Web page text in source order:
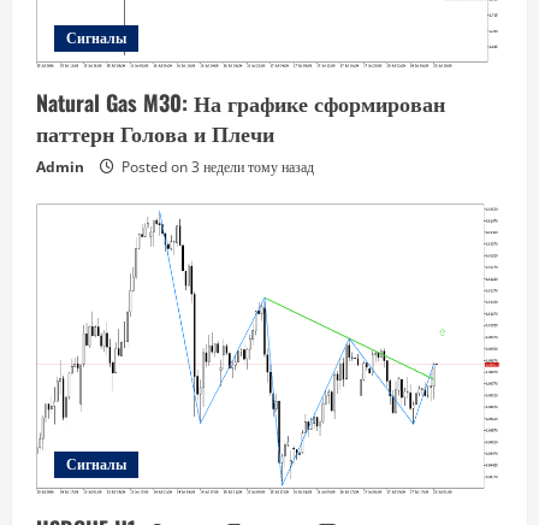
Сигналы
Natural Gas M30: На графике сформирован
паттерн Голова и Плечи
Admin Posted on 3 недели тому назад
Сигналы